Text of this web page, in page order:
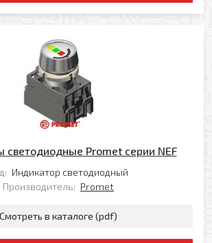
светодиодные Promet серии NEF
Индикатор светодиодный
Производитель: Promet
Смотреть в каталоге (pdf)